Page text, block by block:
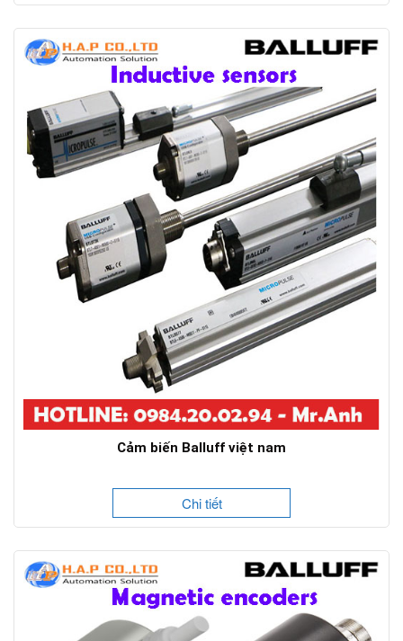
Cảm biến Balluff việt nam
Chi tiết